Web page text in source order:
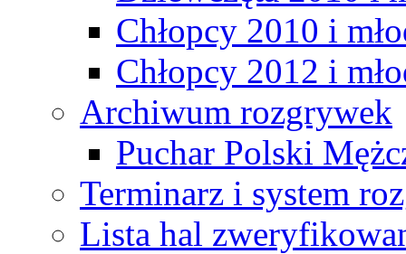
Chłopcy 2010 i
Chłopcy 2012 i
Archiwum rozgrywek
Puchar Polski
Terminarz i system
Lista hal